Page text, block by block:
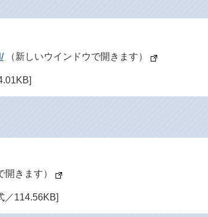
（新しいウインドウで開きます）
開きます）
／114.56KB]